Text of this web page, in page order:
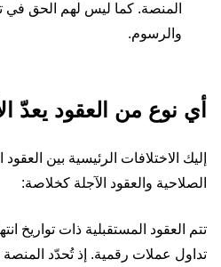
المنصة. كما ليس لهم الحق في
والرسوم.
أي نوع من العقود يعدّ
إليك الاختلافات الرئيسية بين العقود
الصلاحية والعقود الآجلة كخلاصة:
تتم العقود المستقبلية ذات تواريخ
تداول عملات رقمية. إذ تُحدّد